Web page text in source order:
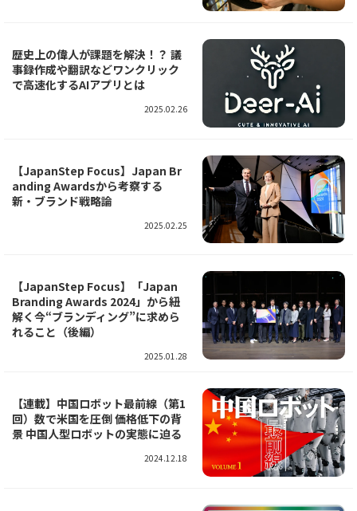
歴史上の偉人が課題を解決！？ 議
事録作成や翻訳などワンクリック
で高速化するAIアプリとは
2025.02.26
【JapanStep Focus】Japan Br
anding Awardsから考察する
新・ブランド戦略論
2025.02.25
【JapanStep Focus】「Japan
Branding Awards 2024」から紐
解く今“ブランディング”に求めら
れること（後編）
2025.01.28
【連載】中国ロボット最前線（第1
回）数で米国を圧倒 価格低下の背
景 中国人型ロボットの実態に迫る
2024.12.18